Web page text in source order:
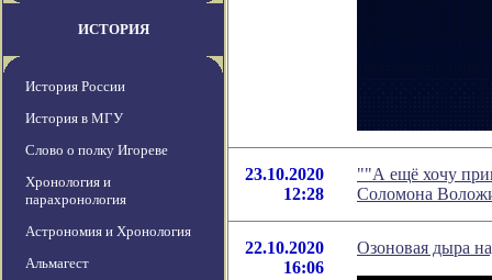
ИСТОРИЯ
История России
История в МГУ
Слово о полку Игореве
Хронология и
парахронология
Астрономия и Хронология
Альмагест
23.10.2020
12:28
""А ещё хочу
Соломона
22.10.2020
16:06
Озоновая дыра